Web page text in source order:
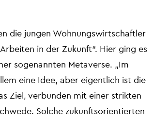
die jungen Wohnungswirtschaftler
in der Zukunft“. Hier ging es
sogenannten Metaverse. „Im
eine Idee, aber eigentlich ist die
Ziel, verbunden mit einer strikten
Solche zukunftsorientierten